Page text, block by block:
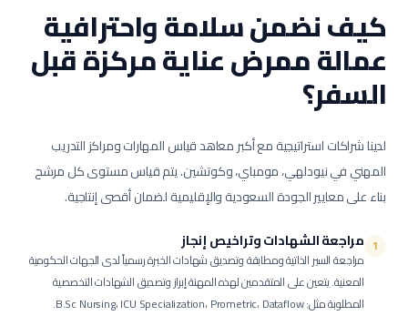
كيف نضمن سلامة واحترافية
عمالةممرض عناية مركزةقبل
السفر؟
لدينا شراكات استراتيجية مع أكبر معاهد قياس المهارات ومراكز التدريب
المهني في نيودلهي، مومباي، وكوتشين. يتم قياس مستوى كل مرشح
بناء على معايير الجودة السعودية والإقليمية لضمان أقصى إنتاجية.
1 مراجعة الشهادات وتراخيص إنجاز
مراجعة السير الذاتية ومطابقة وتصديق شهادات الخبرة رسمياً لدى الجهات الحكومية
المعنية.يتعين على المتقدمين لهذه المهنة إبراز وتصديق الشهادات التخصصية
المطلوبة مثل: B.Sc Nursing، ICU Specialization، Prometric، Dataflow.